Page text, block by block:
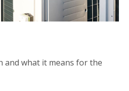
and what it means for the